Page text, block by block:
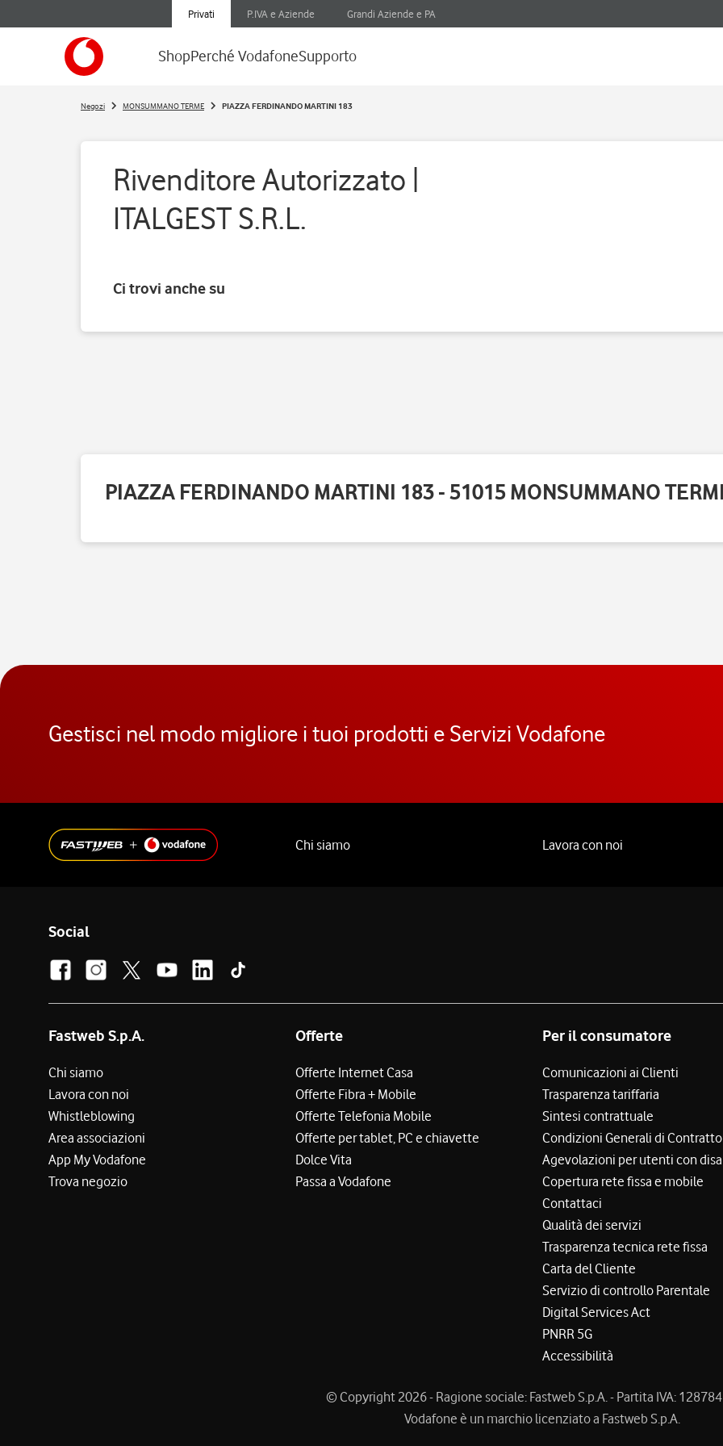
Privati P.IVA e Aziende Grandi Aziende e PA
ShopPerché VodafoneSupporto
Negozi MONSUMMANO TERME PIAZZA FERDINANDO MARTINI 183
Rivenditore Autorizzato |
ITALGEST S.R.L.
Ci trovi anche su
PIAZZA FERDINANDO MARTINI 183 - 51015 MONSUMMANO
Gestisci nel modo migliore i tuoi prodotti e Servizi Vodafone
Chi siamo Lavora con noi
Social
Fastweb S.p.A.
Chi siamo
Lavora con noi
Whistleblowing
Area associazioni
App My Vodafone
Trova negozio
Offerte
Offerte Internet Casa
Offerte Fibra + Mobile
Offerte Telefonia Mobile
Offerte per tablet, PC e chiavette
Dolce Vita
Passa a Vodafone
Per il consumatore
Comunicazioni ai Clienti
Trasparenza tariffaria
Sintesi contrattuale
Condizioni Generali di Contratto
Agevolazioni per utenti con
Copertura rete fissa e mobile
Contattaci
Qualità dei servizi
Trasparenza tecnica rete fissa
Carta del Cliente
Servizio di controllo Parentale
Digital Services Act
PNRR 5G
Accessibilità
© Copyright 2026 - Ragione sociale: Fastweb S.p.A. - Partita IVA:
Vodafone è un marchio licenziato a Fastweb S.p.A.